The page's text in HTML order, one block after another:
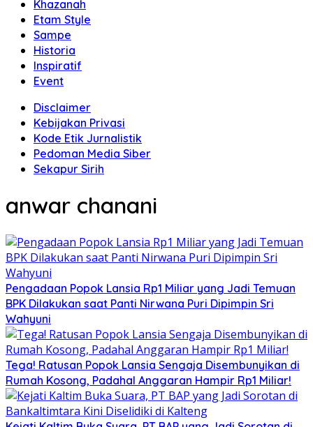
Khazanah
Etam Style
Sampe
Historia
Inspiratif
Event
Disclaimer
Kebijakan Privasi
Kode Etik Jurnalistik
Pedoman Media Siber
Sekapur Sirih
anwar chanani
Pengadaan Popok Lansia Rp1 Miliar yang Jadi Temuan
BPK Dilakukan saat Panti Nirwana Puri Dipimpin Sri
Wahyuni
Tega! Ratusan Popok Lansia Sengaja Disembunyikan di
Rumah Kosong, Padahal Anggaran Hampir Rp1 Miliar!